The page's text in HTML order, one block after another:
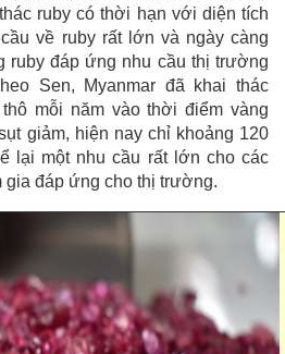
ruby có thời hạn với diện tích
về ruby rất lớn và ngày càng
ruby đáp ứng nhu cầu thị trường
Sen, Myanmar đã khai thác
mỗi năm vào thời điểm vàng
giảm, hiện nay chỉ khoảng 120
lại một nhu cầu rất lớn cho các
gia đáp ứng cho thị trường.